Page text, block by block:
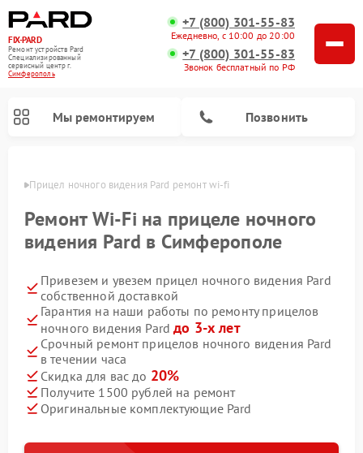
FIX-PARD
Ремонт устройств Pard
Специализированный
cервисный центр г.
Симферополь
+7 (800) 301-55-83
Ежедневно, с 10:00 до 20:00
+7 (800) 301-55-83
Звонок бесплатный по РФ
Мы ремонтируем Позвонить
Прицел ночного видения Pard ремонт wi-fi
Ремонт Wi-Fi на прицеле ночного
видения Pard в Симферополе
Привезем и увезем прицел ночного видения Pard
собственной доставкой
Гарантия на наши работы по ремонту прицелов
ночного видения Pardдо 3-х лет
Срочный ремонт прицелов ночного видения Pard
в течении часа
Скидка для вас до 20%
Получите 1500 рублей на ремонт
Оригинальные комплектующие Pard